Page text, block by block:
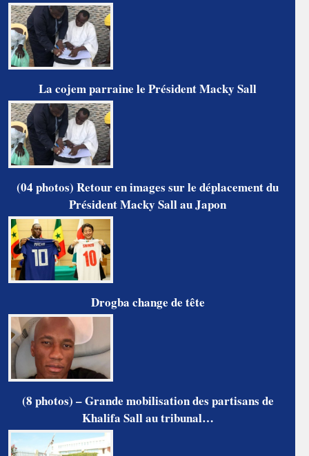
La cojem parraine le Président Macky Sall
(04 photos) Retour en images sur le déplacement du
Président Macky Sall au Japon
Drogba change de tête
(8 photos) – Grande mobilisation des partisans de
Khalifa Sall au tribunal…